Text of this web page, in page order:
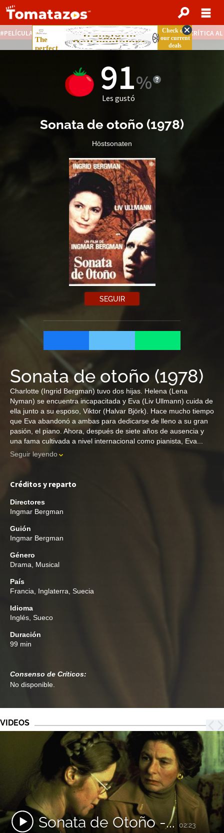
PELÍCULAS STREAMING GRATIS NOTICIAS DESTACADAS CRÍTICA
91
Les gustó
Sonata de otoño (1978)
Höstsonaten
SEGUIR
Sonata de otoño (1978)
Charlotte (Ingrid Bergman) tuvo dos hijas. Helena (Lena
Nyman) se encuentra incapacitada y Eva (Liv Ullmann) cuida de
ella junto a su esposo, Viktor (Halvar Björk). Hace mucho tiempo
que Eva abandonó a ambas para dedicarse de lleno a su gran
pasión, el piano. Ahora, después de siete años de ausencia y
una fama cultivada a nivel internacional como pianista, Eva...
Seguir leyendo
Créditos y reparto
Directores
Ingmar Bergman
Guión
Ingmar Bergman
Género
Drama
Musical
País
Francia, Inglaterra, Suecia
Idioma
Inglés, Sueco
Duración
99 min
Consenso de Críticos:
No disponible.
VIDEOS
Sonata de Otoño -...02:23